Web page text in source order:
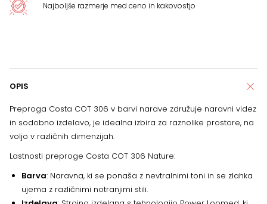
Najboljše razmerje med ceno in kakovostjo
OPIS
Preproga Costa COT 306 v barvi narave združuje naravni videz
in sodobno izdelavo, je idealna izbira za raznolike prostore, na
voljo v različnih dimenzijah.
Lastnosti preproge Costa COT 306 Nature:
Barva: Naravna, ki se ponaša z nevtralnimi toni in se zlahka
ujema z različnimi notranjimi stili.